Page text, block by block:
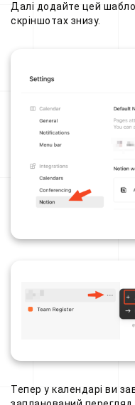
Далі додайте цей
скріншотах знизу.
Тепер у календарі ви